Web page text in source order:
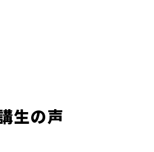
生の声